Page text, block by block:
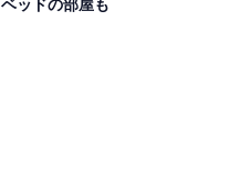
ベッドの部屋も